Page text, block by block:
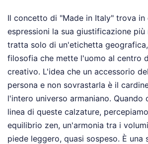
Il concetto di "Made in Italy" trova in
espressioni la sua giustificazione più
tratta solo di un'etichetta
filosofia che mette l'uomo al centro
creativo. L'idea che un accessorio
persona e non sovrastarla è il
l'intero universo armaniano. Quando
linea di queste calzature,
equilibrio zen, un'armonia tra i
piede leggero, quasi sospeso. È una